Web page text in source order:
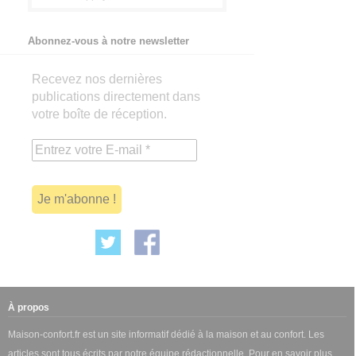
Abonnez-vous à notre newsletter
Recevez nos dernières
publications directement dans
votre boîte de réception.
À propos
Maison-confort.fr est un site informatif dédié à la maison et au confort. Les
articles sont tous écrits par notre équipe rédactionnelle. Pour en savoir plus,